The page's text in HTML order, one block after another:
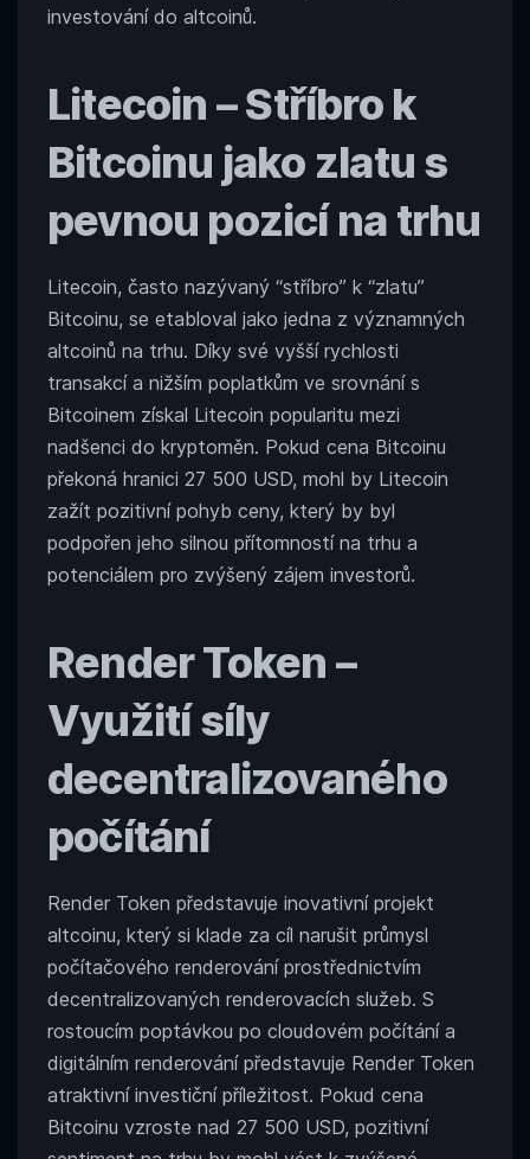
investování do altcoinů.
Litecoin – Stříbro k
Bitcoinu jako zlatu s
pevnou pozicí na trhu
Litecoin, často nazývaný “stříbro” k “zlatu”
Bitcoinu, se etabloval jako jedna z významných
altcoinů na trhu. Díky své vyšší rychlosti
transakcí a nižším poplatkům ve srovnání s
Bitcoinem získal Litecoin popularitu mezi
nadšenci do kryptoměn. Pokud cena Bitcoinu
překoná hranici 27 500 USD, mohl by Litecoin
zažít pozitivní pohyb ceny, který by byl
podpořen jeho silnou přítomností na trhu a
potenciálem pro zvýšený zájem investorů.
Render Token –
Využití síly
decentralizovaného
počítání
Render Token představuje inovativní projekt
altcoinu, který si klade za cíl narušit průmysl
počítačového renderování prostřednictvím
decentralizovaných renderovacích služeb. S
rostoucím poptávkou po cloudovém počítání a
digitálním renderování představuje Render Token
atraktivní investiční příležitost. Pokud cena
Bitcoinu vzroste nad 27 500 USD, pozitivní